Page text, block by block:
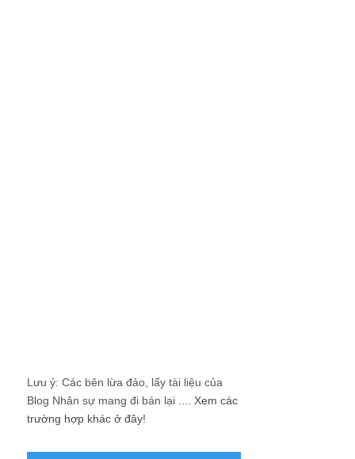
Lưu ý: Các bên lừa đảo, lấy tài liệu của
Blog Nhân sự mang đi bán lại .... Xem các
trường hợp khác ở đây!